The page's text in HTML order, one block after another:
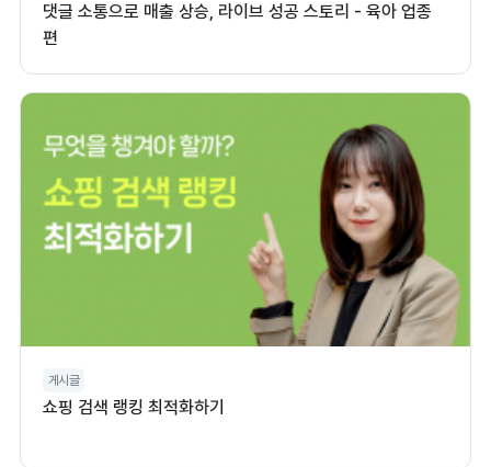
댓글 소통으로 매출 상승, 라이브 성공 스토리 - 육아 업종
편
게시글
쇼핑 검색 랭킹 최적화하기